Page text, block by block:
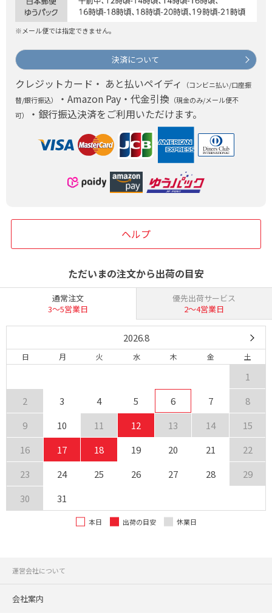
※メール便では指定できません。
決済について
クレジットカード・ あと払いペイディ
（コンビニ払い/口座振
替/銀行振込）
・Amazon Pay・代金引換 （現金のみ/メール便不
可）
・銀行振込決済をご利用いただけます。
ヘルプ
ただいまの注文から出荷の目安
通常注文
3〜5営業日
優先出荷サービス
2〜4営業日
2026.8
日 月 火 水 木 金 土
1
2
3 4 5 6 7
8
9
10 11 12 13 14
15
16
17 18 19 20 21
22
23
24 25 26 27 28
29
30
31
本日 出荷の目安 休業日
運営会社について
会社案内